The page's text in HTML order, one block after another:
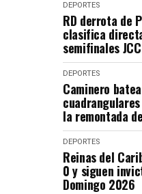
DEPORTES
RD derrota de
clasifica
semifinales
DEPORTES
Caminero
la remontada
DEPORTES
Reinas del
0 y siguen
Domingo 2026